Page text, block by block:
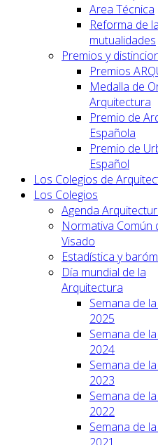
Area Técnica
Reforma de
mutualidades
Premios y
Premios
Medalla de
Arquitectura
Premio de
Española
Premio de
Español
Los Colegios de
Los Colegios
Agenda
Normativa Común
Visado
Estadística y
Día mundial de la
Arquitectura
Semana de
2025
Semana de
2024
Semana de
2023
Semana de
2022
Semana de